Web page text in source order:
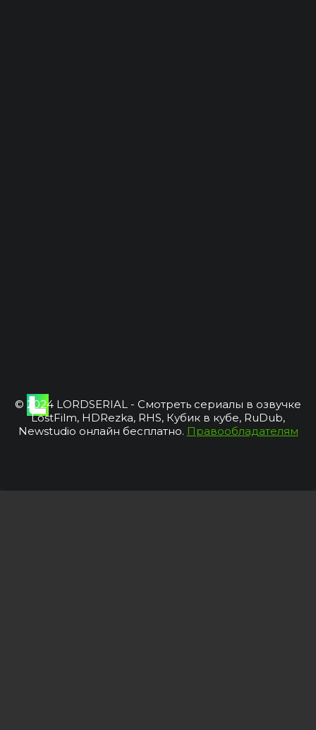
© 2024 LORDSERIAL - Смотреть сериалы в озвучке
LostFilm, HDRezka, RHS, Кубик в кубе, RuDub,
Newstudio онлайн бесплатно. Правообладателям